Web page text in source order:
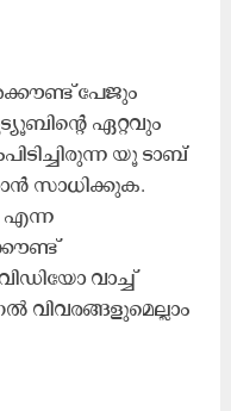
പേജും
ഏറ്റവും
യൂ ടാബ്
സാധിക്കുക.
എന്ന
വാച്ച്
വിവരങ്ങളുമെല്ലാം